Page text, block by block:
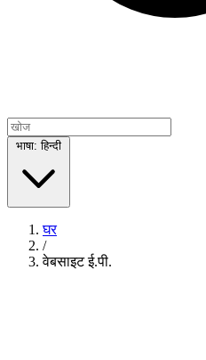
भाषा: हिन्दी
घर
/
वेबसाइट ई.पी.